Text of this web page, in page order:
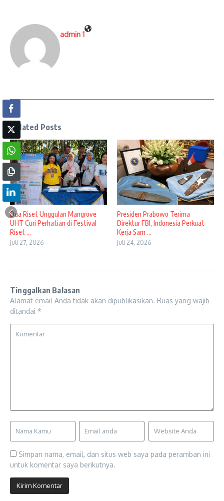
admin 1
Related Posts
Dua Riset Unggulan Mangrove
UHT Curi Perhatian di Festival
Riset ...
Juli 27, 2026
Presiden Prabowo Terima
Direktur FBI, Indonesia Perkuat
Kerja Sam ...
Juli 24, 2026
Tinggalkan Balasan
Alamat email Anda tidak akan dipublikasikan. Ruas yang wajib
ditandai *
Simpan nama, email, dan situs web saya pada peramban ini
untuk komentar saya berikutnya.